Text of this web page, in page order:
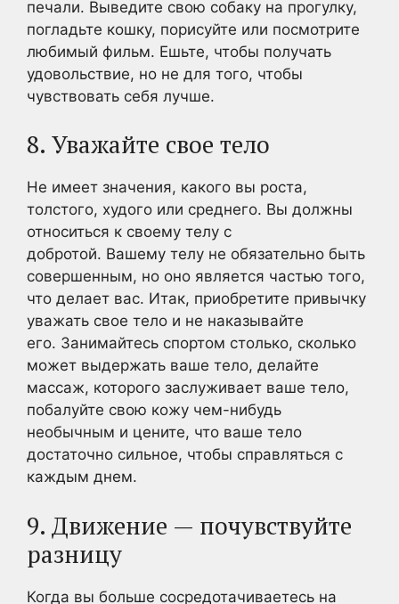
печали. Выведите свою собаку на прогулку,
погладьте кошку, порисуйте или посмотрите
любимый фильм. Ешьте, чтобы получать
удовольствие, но не для того, чтобы
чувствовать себя лучше.
8. Уважайте свое тело
Не имеет значения, какого вы роста,
толстого, худого или среднего. Вы должны
относиться к своему телу с
добротой. Вашему телу не обязательно быть
совершенным, но оно является частью того,
что делает вас. Итак, приобретите привычку
уважать свое тело и не наказывайте
его. Занимайтесь спортом столько, сколько
может выдержать ваше тело, делайте
массаж, которого заслуживает ваше тело,
побалуйте свою кожу чем-нибудь
необычным и цените, что ваше тело
достаточно сильное, чтобы справляться с
каждым днем.
9. Движение — почувствуйте
разницу
Когда вы больше сосредотачиваетесь на